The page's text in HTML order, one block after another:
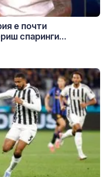
е почти
спаринги...